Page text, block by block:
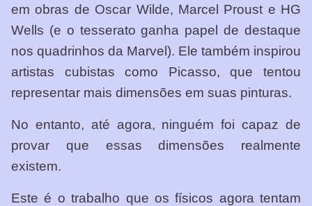
em obras de Oscar Wilde, Marcel Proust e HG
Wells (e o tesserato ganha papel de destaque
nos quadrinhos da Marvel). Ele também inspirou
artistas cubistas como Picasso, que tentou
representar mais dimensões em suas pinturas.
No entanto, até agora, ninguém foi capaz de
provar que essas dimensões realmente
existem.
Este é o trabalho que os físicos agora tentam